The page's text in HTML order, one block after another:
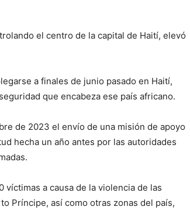
el centro de la capital de Haití, elevó
a finales de junio pasado en Haití,
que encabeza ese país africano.
de 2023 el envío de una misión de apoyo
hecha un año antes por las autoridades
a causa de la violencia de las
Príncipe, así como otras zonas del país,